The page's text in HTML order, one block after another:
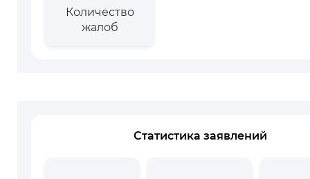
Количество
жалоб
Статистика заявлений